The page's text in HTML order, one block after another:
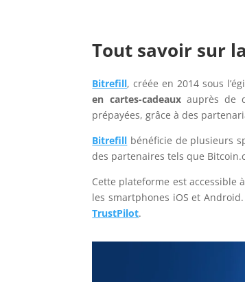
Tout savoir sur
Bitrefill, créée en 2014 sous
en cartes-cadeauxauprès de
prépayées, grâce à des
Bitrefill bénéficie de plusieurs
des partenaires tels que
Cette plateforme est accessible
les smartphones iOS et
TrustPilot.